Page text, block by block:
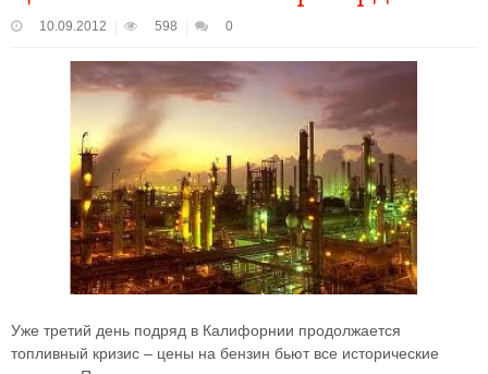
10.09.2012 598 0
Уже третий день подряд в Калифорнии продолжается
топливный кризис – цены на бензин бьют все исторические